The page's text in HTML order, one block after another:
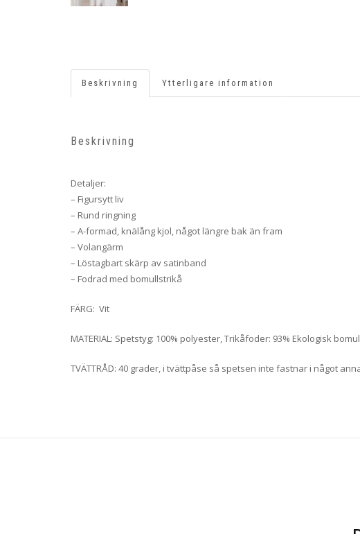
Beskrivning Ytterligare information
Beskrivning
Detaljer:
– Figursytt liv
– Rund ringning
– A-formad, knälång kjol, något längre bak än fram
– Volangärm
– Löstagbart skärp av satinband
– Fodrad med bomullstrikå
FÄRG: Vit
MATERIAL: Spetstyg: 100% polyester, Trikåfoder: 93% Ekologisk
TVÄTTRÅD: 40 grader, i tvättpåse så spetsen inte fastnar i något